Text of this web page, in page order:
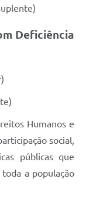
Deficiência
Humanos e
social,
públicas que
a população